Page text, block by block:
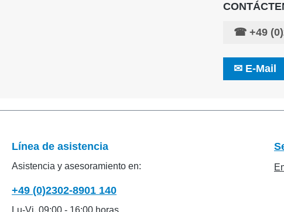
☎ +49
✉ E-Mail
Línea de asistencia
Asistencia y asesoramiento en:
+49 (0)2302-8901 140
Lu-Vi, 09:00 - 16:00 horas